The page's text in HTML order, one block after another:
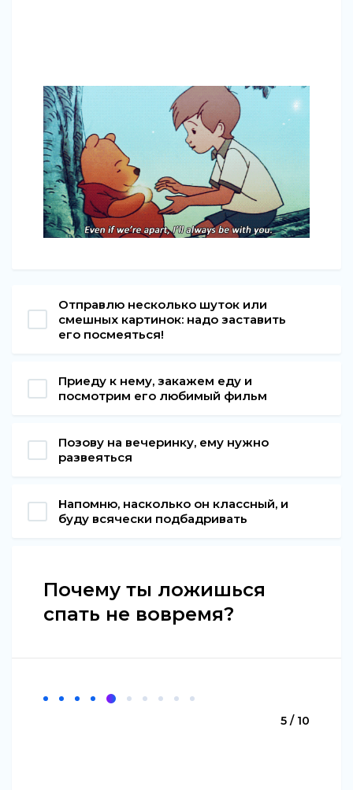
Отправлю несколько шуток или
смешных картинок: надо заставить
его посмеяться!
Приеду к нему, закажем еду и
посмотрим его любимый фильм
Позову на вечеринку, ему нужно
развеяться
Напомню, насколько он классный, и
буду всячески подбадривать
Почему ты ложишься
спать не вовремя?
5 / 10